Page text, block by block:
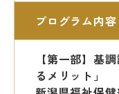
プログラム内容
【第一部】 基
るメ